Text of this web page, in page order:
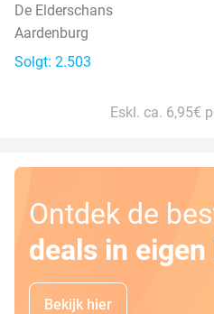
De Elderschans
Aardenburg
Solgt: 2.503
Eskl. ca. 6,95€
Ontdek de
deals in eigen
Bekijk hier